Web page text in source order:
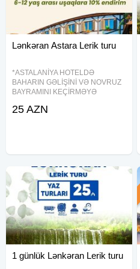
Lənkəran Astara Lerik turu
*ASTALANİYA HOTELDƏ
BAHARIN GƏLİŞİNİ VƏ NOVRUZ
BAYRAMINI KEÇİRMƏYƏ
ASTARA •SIM TURU* Qiymət: 109
25 AZN
1 günlük Lənkəran Lerik turu